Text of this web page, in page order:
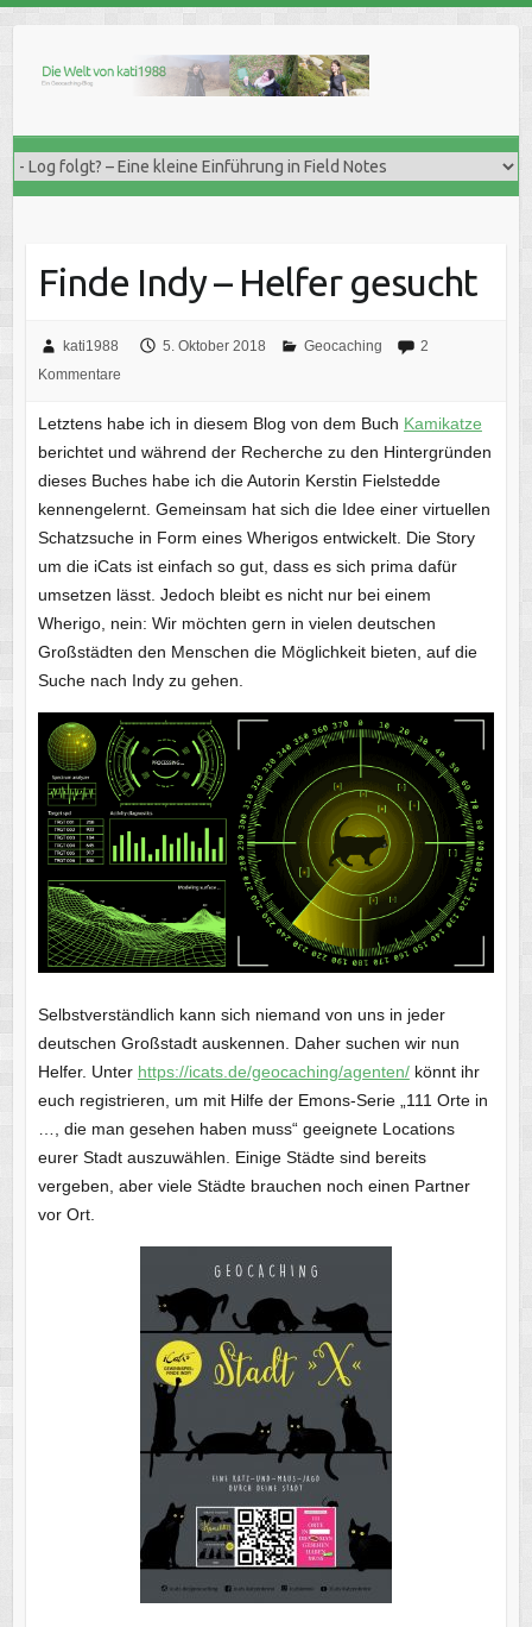
content
Finde Indy – Helfer gesucht
kati1988 5. Oktober 2018 Geocaching
2
Kommentare
Letztens habe ich in diesem Blog von dem Buch Kamikatze
berichtet und während der Recherche zu den Hintergründen
dieses Buches habe ich die Autorin Kerstin Fielstedde
kennengelernt. Gemeinsam hat sich die Idee einer virtuellen
Schatzsuche in Form eines Wherigos entwickelt. Die Story
um die iCats ist einfach so gut, dass es sich prima dafür
umsetzen lässt. Jedoch bleibt es nicht nur bei einem
Wherigo, nein: Wir möchten gern in vielen deutschen
Großstädten den Menschen die Möglichkeit bieten, auf die
Suche nach Indy zu gehen.
Selbstverständlich kann sich niemand von uns in jeder
deutschen Großstadt auskennen. Daher suchen wir nun
Helfer. Unter https://icats.de/geocaching/agenten/könnt ihr
euch registrieren, um mit Hilfe der Emons-Serie „111 Orte in
…, die man gesehen haben muss“ geeignete Locations
eurer Stadt auszuwählen. Einige Städte sind bereits
vergeben, aber viele Städte brauchen noch einen Partner
vor Ort.